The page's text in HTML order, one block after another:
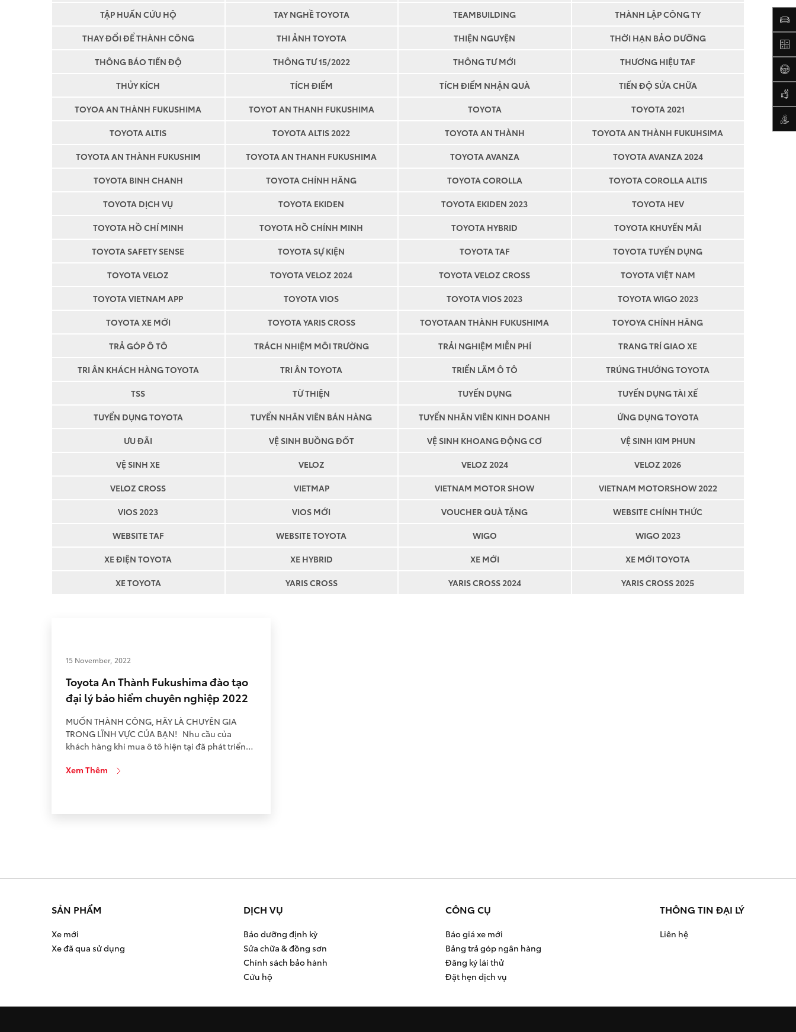
Tôi xác nhận rằng Toyota An Thành
Fukushima có thể gửi cho tôi thêm thông tin về
Tôi đã đọc và đồng ý với các
Điều khoản sử
Fukushima
GỬI NGAY
TẬP HUẤN CỨU HỘ
TAY NGHỀ TOYOTA TEAMBUILDING
THÀNH LẬP CÔNG TY
THAY ĐỔI ĐỂ THÀNH CÔNG
THI ẢNH TOYOTA THIỆN NGUYỆN
THỜI HẠN BẢO DƯỠNG
THÔNG BÁO TIẾN ĐỘ
THÔNG TƯ 15/2022 THÔNG TƯ MỚI
THƯƠNG HIỆU TAF
THỦY KÍCH
TÍCH ĐIỂM TÍCH ĐIỂM NHẬN QUÀ
TIẾN ĐỘ SỬA CHỮA
TOYOA AN THÀNH FUKUSHIMA
TOYOT AN THANH FUKUSHIMA TOYOTA
TOYOTA 2021
TOYOTA ALTIS
TOYOTA ALTIS 2022 TOYOTA AN THÀNH
TOYOTA AN THÀNH FUKUHSIMA
TOYOTA AN THÀNH FUKUSHIM
TOYOTA AN THANH FUKUSHIMA TOYOTA AVANZA
TOYOTA AVANZA 2024
TOYOTA BINH CHANH
TOYOTA CHÍNH HÃNG TOYOTA COROLLA
TOYOTA COROLLA ALTIS
TOYOTA DỊCH VỤ
TOYOTA EKIDEN TOYOTA EKIDEN 2023
TOYOTA HEV
TOYOTA HỒ CHÍ MINH
TOYOTA HỒ CHÍNH MINH TOYOTA HYBRID
TOYOTA KHUYẾN MÃI
TOYOTA SAFETY SENSE
TOYOTA SỰ KIỆN TOYOTA TAF
TOYOTA TUYỂN DỤNG
TOYOTA VELOZ
TOYOTA VELOZ 2024 TOYOTA VELOZ CROSS
TOYOTA VIỆT NAM
TOYOTA VIETNAM APP
TOYOTA VIOS TOYOTA VIOS 2023
TOYOTA WIGO 2023
TOYOTA XE MỚI
TOYOTA YARIS CROSS TOYOTAAN THÀNH FUKUSHIMA
TOYOYA CHÍNH HÃNG
TRẢ GÓP Ô TÔ
TRÁCH NHIỆM MÔI TRƯỜNG TRẢI NGHIỆM MIỄN PHÍ
TRANG TRÍ GIAO XE
TRI ÂN KHÁCH HÀNG TOYOTA
TRI ÂN TOYOTA TRIỂN LÃM Ô TÔ
TRÚNG THƯỞNG TOYOTA
TSS
TỪ THIỆN TUYỂN DỤNG
TUYỂN DỤNG TÀI XẾ
TUYỂN DỤNG TOYOTA
TUYỂN NHÂN VIÊN BÁN HÀNG TUYỂN NHÂN VIÊN KINH DOANH
ỨNG DỤNG TOYOTA
ƯU ĐÃI
VỆ SINH BUỒNG ĐỐT VỆ SINH KHOANG ĐỘNG CƠ
VỆ SINH KIM PHUN
VỆ SINH XE
VELOZ VELOZ 2024
VELOZ 2026
VELOZ CROSS
VIETMAP VIETNAM MOTOR SHOW
VIETNAM MOTORSHOW 2022
VIOS 2023
VIOS MỚI VOUCHER QUÀ TẶNG
WEBSITE CHÍNH THỨC
WEBSITE TAF
WEBSITE TOYOTA WIGO
WIGO 2023
XE ĐIỆN TOYOTA
XE HYBRID XE MỚI
XE MỚI TOYOTA
XE TOYOTA
YARIS CROSS YARIS CROSS 2024 YARIS CROSS 2025
15 November, 2022
Toyota An Thành Fukushima đào tạo
đại lý bảo hiểm chuyên nghiệp 2022
MUỐN THÀNH CÔNG, HÃY LÀ CHUYÊN GIA
TRONG LĨNH VỰC CỦA BẠN! Nhu cầu của
khách hàng khi mua ô tô hiện tại đã phát triển
Toyota An Thành Fukushima – TAF, khách hàng
Xem Thêm
SẢN PHẨM
Xe mới
Xe đã qua sử dụng
DỊCH VỤ
Bảo dưỡng định kỳ
Sửa chữa & đồng sơn
Chính sách bảo hành
Cứu hộ
CÔNG CỤ
Báo giá xe mới
Bảng trả góp ngân hàng
Đăng ký lái thử
Đặt hẹn dịch vụ
THÔNG TIN ĐẠI LÝ
Liên hệ